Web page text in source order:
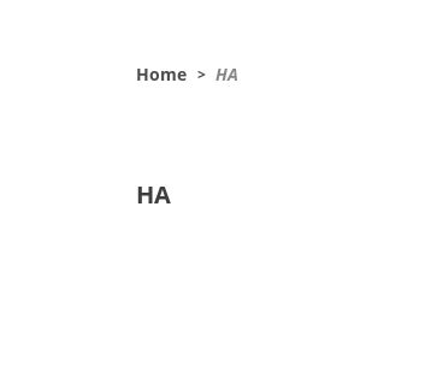
Home HA
HA